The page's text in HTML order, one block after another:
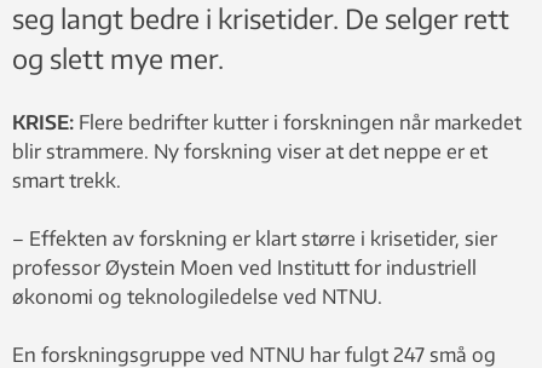
seg langt bedre i krisetider. De selger rett
og slett mye mer.
KRISE: Flere bedrifter kutter i forskningen når markedet
blir strammere. Ny forskning viser at det neppe er et
smart trekk.
– Effekten av forskning er klart større i krisetider, sier
professor Øystein Moen ved Institutt for industriell
økonomi og teknologiledelse ved NTNU.
En forskningsgruppe ved NTNU har fulgt 247 små og